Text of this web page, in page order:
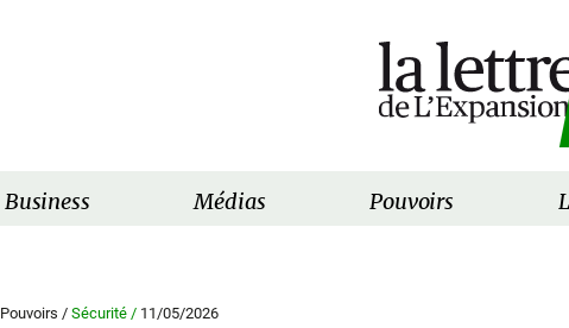
Business Médias Pouvoirs
Pouvoirs / Sécurité / 11/05/2026